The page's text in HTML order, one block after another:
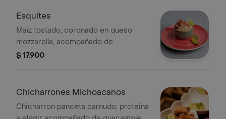
Esquites
Maíz tostado, coronado en queso
mozzarella, acompañado de
chicharrón, salsa chipotle y limón.
$ 17.900
Chicharrones Michoacanos
Chicharron panceta carnudo, proteina